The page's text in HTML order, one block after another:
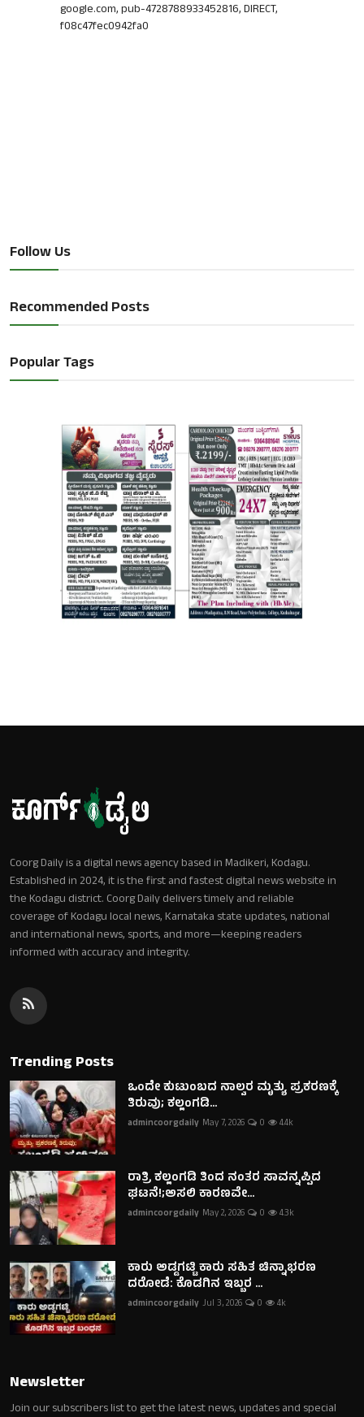
google.com, pub-4728788933452816, DIRECT,
f08c47fec0942fa0
Follow Us
Recommended Posts
Popular Tags
Coorg Daily is a digital news agency based in Madikeri, Kodagu.
Established in 2024, it is the first and fastest digital news website in
the Kodagu district. Coorg Daily delivers timely and reliable
coverage of Kodagu local news, Karnataka state updates, national
and international news, sports, and more—keeping readers
informed with accuracy and integrity.
Trending Posts
ಒಂದೇ ಕುಟುಂಬದ ನಾಲ್ವರ ಮೃತ್ಯು ಪ್ರಕರಣಕ್ಕೆ
ತಿರುವು; ಕಲ್ಲಂಗಡಿ...
admincoorgdaily May 7, 2026 0 4.4k
ರಾತ್ರಿ ಕಲ್ಲಂಗಡಿ ತಿಂದ ನಂತರ ಸಾವನ್ನಪ್ಪಿದ
ಘಟನೆ!;ಅಸಲಿ ಕಾರಣವೇ...
admincoorgdaily May 2, 2026 0 4.3k
ಕಾರು ಅಡ್ಡಗಟ್ಟಿ ಕಾರು ಸಹಿತ ಚಿನ್ನಾಭರಣ
ದರೋಡೆ: ಕೊಡಗಿನ ಇಬ್ಬರ ...
admincoorgdaily Jul 3, 2026 0 4k
Newsletter
Join our subscribers list to get the latest news, updates and special